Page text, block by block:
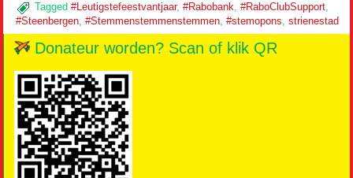
Tagged #Leutigstefeestvantjaar,#Rabobank,#RaboClubSupport,
#Steenbergen ,#Stemmenstemmenstemmen ,#stemopons ,strienestad
Donateur worden? Scan of klik QR